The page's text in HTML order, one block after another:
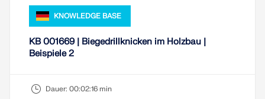
KNOWLEDGE BASE
KB 001669 | Biegedrillknicken im Holzbau |
Beispiele 2
Dauer: 00:02:16 min